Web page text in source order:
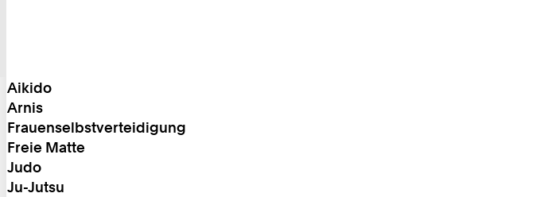
Aikido
Arnis
Frauenselbstverteidigung
Freie Matte
Judo
Ju-Jutsu